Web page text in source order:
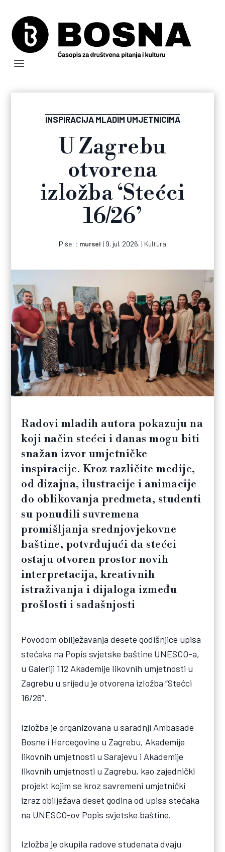
INSPIRACIJA MLADIM UMJETNICIMA
U Zagrebu
otvorena
izložba ‘Stećci
16/26’
Piše: mursel | 9. jul. 2026. | Kultura
Radovi mladih autora pokazuju na
koji način stećci i danas mogu biti
snažan izvor umjetničke
inspiracije. Kroz različite medije,
od dizajna, ilustracije i animacije
do oblikovanja predmeta, studenti
su ponudili suvremena
promišljanja srednjovjekovne
baštine, potvrđujući da stećci
ostaju otvoren prostor novih
interpretacija, kreativnih
istraživanja i dijaloga između
prošlosti i sadašnjosti
Povodom obilježavanja desete godišnjice upisa
stećaka na Popis svjetske baštine UNESCO-a,
u Galeriji 112 Akademije likovnih umjetnosti u
Zagrebu u srijedu je otvorena izložba “Stećci
16/26”.
Izložba je organizovana u saradnji Ambasade
Bosne i Hercegovine u Zagrebu, Akademije
likovnih umjetnosti u Sarajevu i Akademije
likovnih umjetnosti u Zagrebu, kao zajednički
projekt kojim se kroz savremeni umjetnički
izraz obilježava deset godina od upisa stećaka
na UNESCO-ov Popis svjetske baštine.
Izložba je okupila radove studenata dvaju